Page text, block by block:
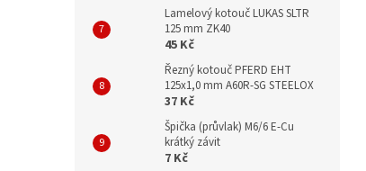
Lamelový kotouč LUKAS SLTR
125 mm ZK40
45 Kč
Řezný kotouč PFERD EHT
125x1,0 mm A60R-SG STEELOX
37 Kč
Špička (průvlak) M6/6 E-Cu
krátký závit
7 Kč